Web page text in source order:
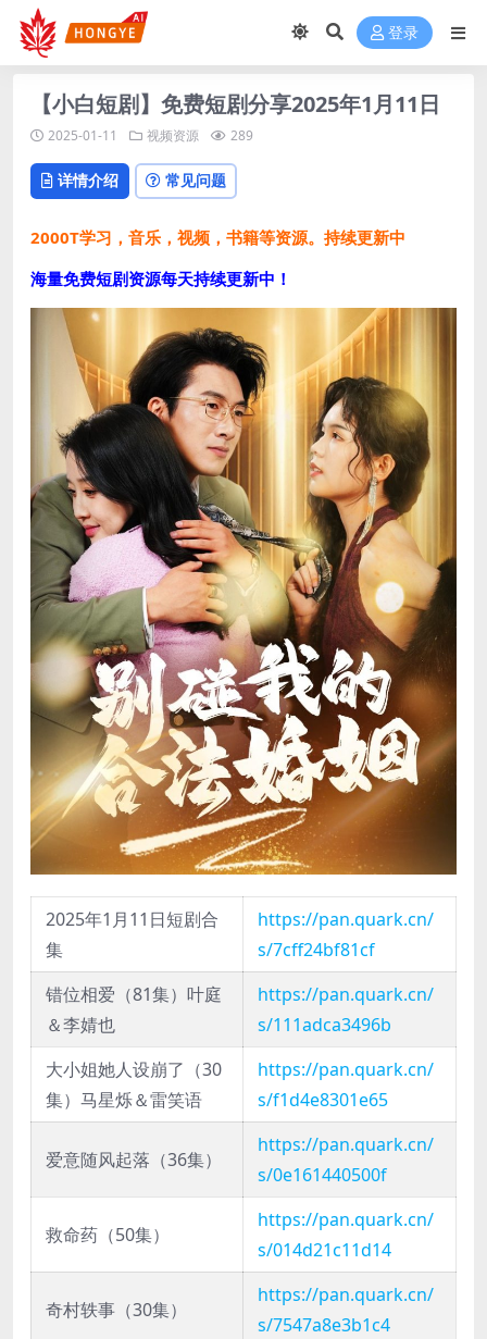
登录
【小白短剧】免费短剧分享2025年1月11日
2025-01-11 视频资源 289
详情介绍 常见问题
2000T学习，音乐，视频，书籍等资源。持续更新中
海量免费短剧资源每天持续更新中！
2025年1月11日短剧合
集
https://pan.quark.cn/
s/7cff24bf81cf
错位相爱（81集）叶庭
＆李婧也
https://pan.quark.cn/
s/111adca3496b
大小姐她人设崩了（30
集）马星烁＆雷笑语
https://pan.quark.cn/
s/f1d4e8301e65
爱意随风起落（36集）
https://pan.quark.cn/
s/0e161440500f
救命药（50集）
https://pan.quark.cn/
s/014d21c11d14
奇村轶事（30集）
https://pan.quark.cn/
s/7547a8e3b1c4